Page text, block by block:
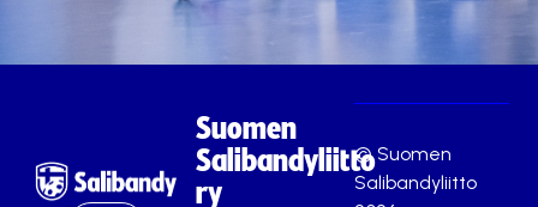
Suomen
Salibandyliitto
ry
© Suomen
Salibandyliitto